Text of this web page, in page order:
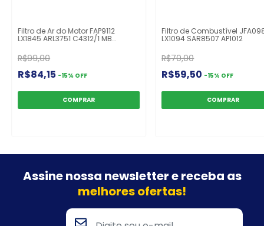
Filtro de Ar do Motor FAP9112
LX1845 ARL3751 C4312/1 MB
R$99,00
R$84,15 -15% OFF
Filtro de Combustível
LX1094 SAR8507 AP1012
R$70,00
R$59,50 -15% OFF
Assine nossa newsletter ereceba as
melhores ofertas!